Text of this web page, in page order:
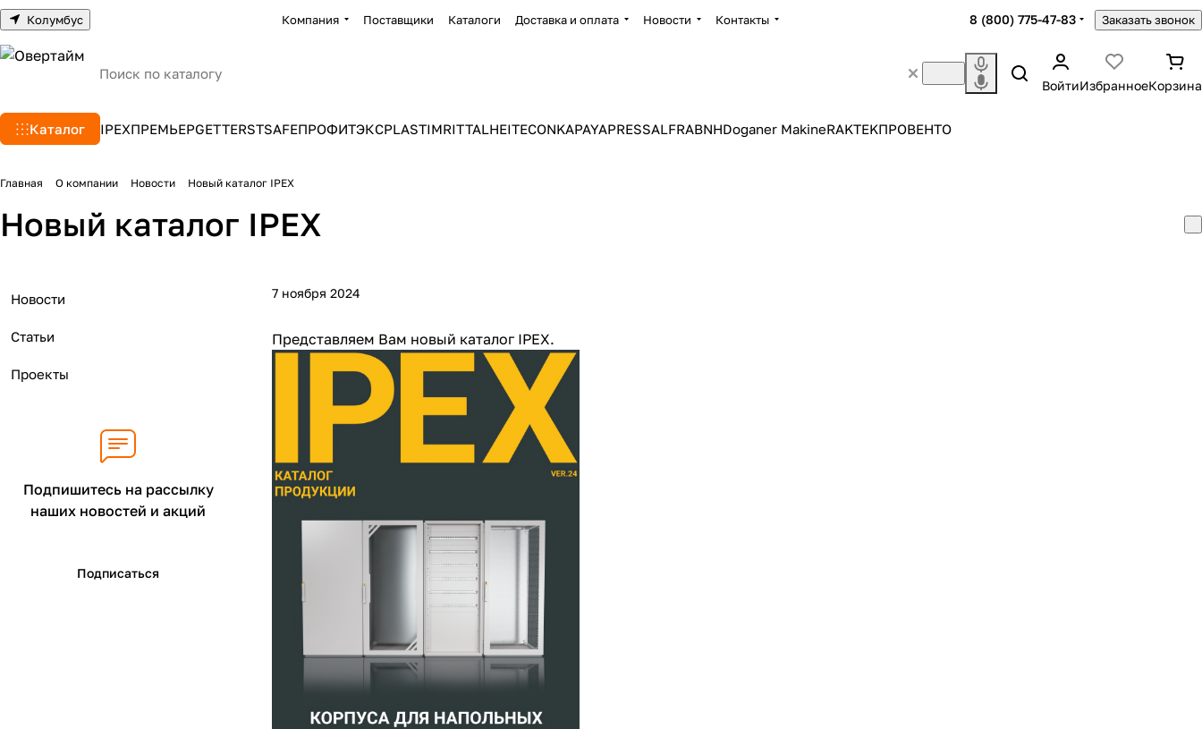
Колумбус Компания Поставщики Каталоги Доставка и оплата Новости Контакты 8 (800) 775-47-83 Заказать звонок
ВойтиИзбранноеКорзина
Каталог IPEXПРЕМЬЕРGETTERSTSAFEПРОФИТЭКСPLASTIMRITTALHEITECONKAPAYAPRESSALFRABNHDoganer MakineRAKTEKПРОВЕНТО
Главная О компании Новости Новый каталог IPEX
Новый каталог IPEX
7 ноября 2024
Представляем Вам новый каталог IPEX.
Новости
Статьи
Проекты
Подпишитесь на рассылку
наших новостей и акций
Подписаться